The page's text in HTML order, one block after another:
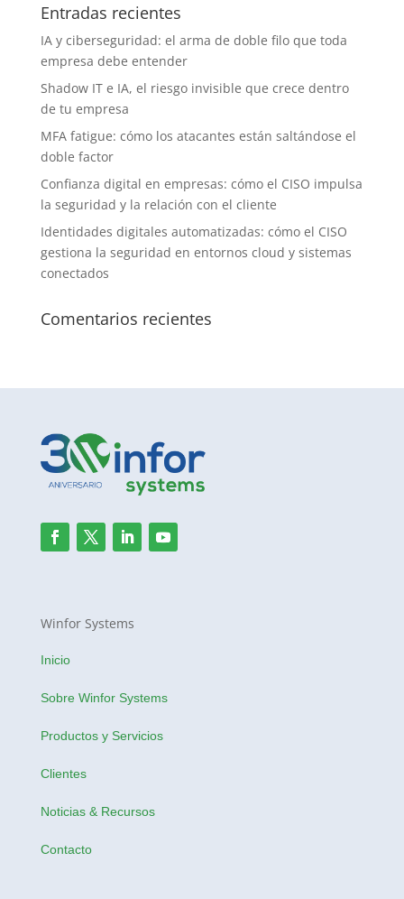
Entradas recientes
IA y ciberseguridad: el arma de doble filo que toda
empresa debe entender
Shadow IT e IA, el riesgo invisible que crece dentro
de tu empresa
MFA fatigue: cómo los atacantes están saltándose el
doble factor
Confianza digital en empresas: cómo el CISO impulsa
la seguridad y la relación con el cliente
Identidades digitales automatizadas: cómo el CISO
gestiona la seguridad en entornos cloud y sistemas
conectados
Comentarios recientes
Winfor Systems
Inicio
Sobre Winfor Systems
Productos y Servicios
Clientes
Noticias & Recursos
Contacto